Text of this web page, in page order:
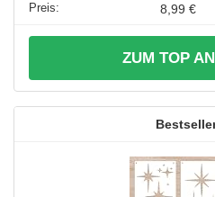
8,99 €
ZUM TOP